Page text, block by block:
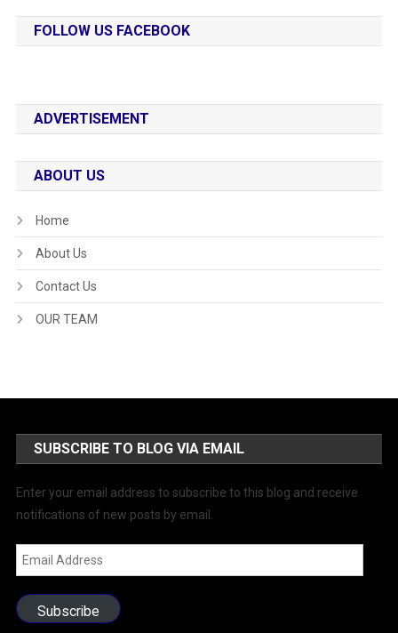
FOLLOW US FACEBOOK
ADVERTISEMENT
ABOUT US
Home
About Us
Contact Us
OUR TEAM
SUBSCRIBE TO BLOG VIA EMAIL
Enter your email address to subscribe to this blog and receive
notifications of new posts by email.
Email
Address
Subscribe